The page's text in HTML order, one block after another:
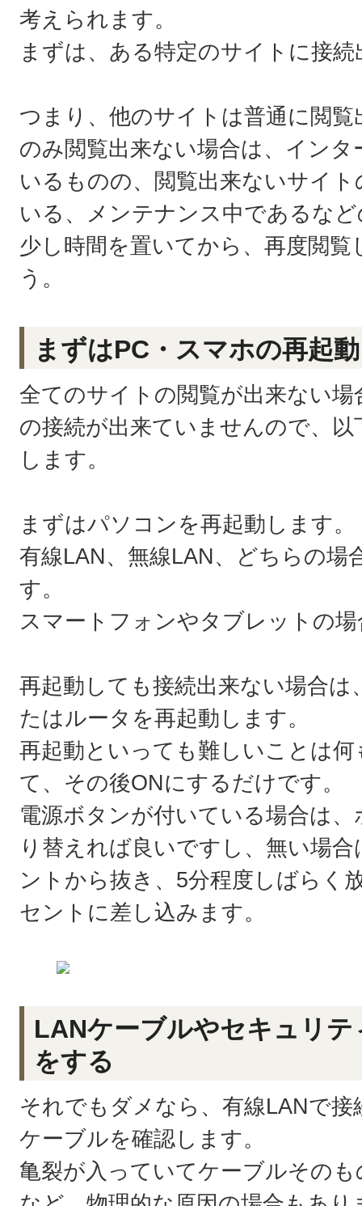
考えられます。
まずは、ある特定のサイトに接
つまり、他のサイトは普通に閲
のみ閲覧出来ない場合は、イン
いるものの、閲覧出来ないサイ
いる、メンテナンス中であるな
少し時間を置いてから、再度閲
う。
まずはPC・スマホの再起
全てのサイトの閲覧が出来ない
の接続が出来ていませんので、
します。
まずはパソコンを再起動します。
有線LAN、無線LAN、どちらの場
す。
スマートフォンやタブレットの
再起動しても接続出来ない場合
たはルータを再起動します。
再起動といっても難しいことは
て、その後ONにするだけです。
電源ボタンが付いている場合は
り替えれば良いですし、無い場
ントから抜き、5分程度しばらく
セントに差し込みます。
LANケーブルやセキュリ
をする
それでもダメなら、有線LANで
ケーブルを確認します。
亀裂が入っていてケーブルその